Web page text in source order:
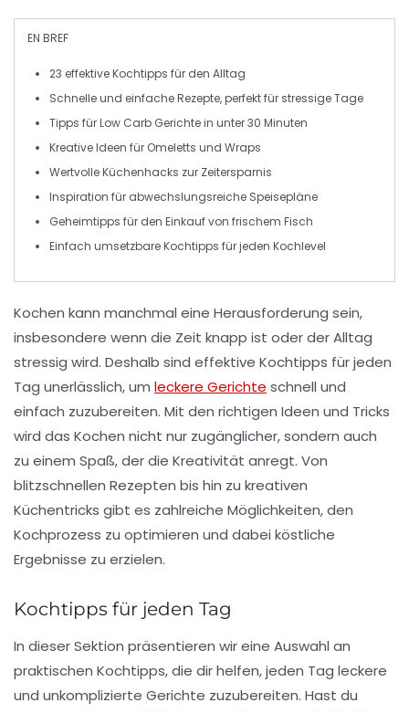
EN BREF
23 effektive Kochtipps für den Alltag
Schnelle und einfache Rezepte, perfekt für stressige Tage
Tipps fürLow Carb Gerichte in unter 30 Minuten
Kreative Ideen für Omeletts und Wraps
WertvolleKüchenhacks zur Zeitersparnis
Inspiration für abwechslungsreiche Speisepläne
Geheimtipps für den Einkauf von frischem Fisch
Einfach umsetzbareKochtipps für jeden Kochlevel
Kochen kann manchmal eine Herausforderung sein,
insbesondere wenn die Zeit knapp ist oder der Alltag
stressig wird. Deshalb sind effektive Kochtipps für jeden
Tag unerlässlich, um leckere Gerichte schnell und
einfach zuzubereiten. Mit den richtigen Ideen und Tricks
wird das Kochen nicht nur zugänglicher, sondern auch
zu einem Spaß, der die Kreativität anregt. Von
blitzschnellen Rezepten bis hin zu kreativen
Küchentricks gibt es zahlreiche Möglichkeiten, den
Kochprozess zu optimieren und dabei köstliche
Ergebnisse zu erzielen.
Kochtipps für jeden Tag
In dieser Sektion präsentieren wir eine Auswahl an
praktischen Kochtipps, die dir helfen, jeden Tag leckere
und unkomplizierte Gerichte zuzubereiten. Hast du